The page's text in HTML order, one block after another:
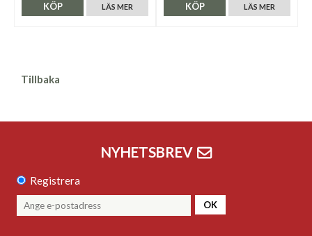
LÄS MER
KÖP LÄS MER
KÖP
Tillbaka
NYHETSBREV
Registrera
OK